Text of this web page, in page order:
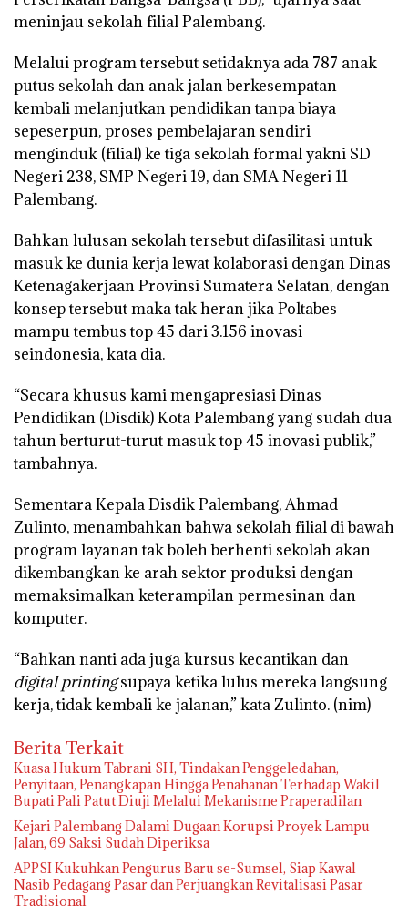
meninjau sekolah filial Palembang.
Melalui program tersebut setidaknya ada 787 anak
putus sekolah dan anak jalan berkesempatan
kembali melanjutkan pendidikan tanpa biaya
sepeserpun, proses pembelajaran sendiri
menginduk (filial) ke tiga sekolah formal yakni SD
Negeri 238, SMP Negeri 19, dan SMA Negeri 11
Palembang.
Bahkan lulusan sekolah tersebut difasilitasi untuk
masuk ke dunia kerja lewat kolaborasi dengan Dinas
Ketenagakerjaan Provinsi Sumatera Selatan, dengan
konsep tersebut maka tak heran jika Poltabes
mampu tembus top 45 dari 3.156 inovasi
seindonesia, kata dia.
“Secara khusus kami mengapresiasi Dinas
Pendidikan (Disdik) Kota Palembang yang sudah dua
tahun berturut-turut masuk top 45 inovasi publik,”
tambahnya.
Sementara Kepala Disdik Palembang, Ahmad
Zulinto, menambahkan bahwa sekolah filial di bawah
program layanan tak boleh berhenti sekolah akan
dikembangkan ke arah sektor produksi dengan
memaksimalkan keterampilan permesinan dan
komputer.
“Bahkan nanti ada juga kursus kecantikan dan
digital printingsupaya ketika lulus mereka langsung
kerja, tidak kembali ke jalanan,” kata Zulinto. (nim)
Berita Terkait
‎Kuasa Hukum Tabrani SH, Tindakan Penggeledahan,
Penyitaan, Penangkapan Hingga Penahanan Terhadap Wakil
Bupati Pali Patut Diuji Melalui Mekanisme Praperadilan
Kejari Palembang Dalami Dugaan Korupsi Proyek Lampu
Jalan, 69 Saksi Sudah Diperiksa
APPSI Kukuhkan Pengurus Baru se-Sumsel, Siap Kawal
Nasib Pedagang Pasar dan Perjuangkan Revitalisasi Pasar
Tradisional